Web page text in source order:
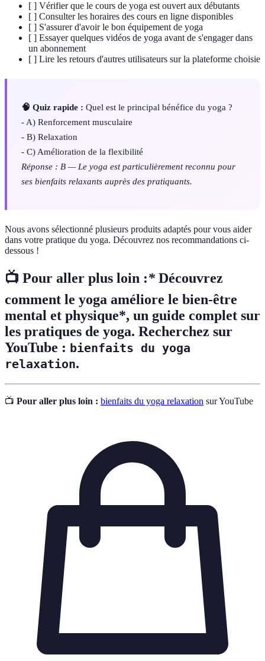
[ ] Vérifier que le cours de yoga est ouvert aux débutants
[ ] Consulter les horaires des cours en ligne disponibles
[ ] S'assurer d'avoir le bon équipement de yoga
[ ] Essayer quelques vidéos de yoga avant de s'engager dans
un abonnement
[ ] Lire les retours d'autres utilisateurs sur la plateforme choisie
🧠 Quiz rapide : Quel est le principal bénéfice du yoga ?
- A) Renforcement musculaire
- B) Relaxation
- C) Amélioration de la flexibilité
Réponse : B — Le yoga est particulièrement reconnu pour
ses bienfaits relaxants auprès des pratiquants.
Nous avons sélectionné plusieurs produits adaptés pour vous aider
dans votre pratique du yoga. Découvrez nos recommandations ci-
dessous !
📺 Pour aller plus loin :* Découvrez
comment le yoga améliore le bien-être
mental et physique*, un guide complet sur
les pratiques de yoga. Recherchez sur
YouTube : bienfaits du yoga
relaxation.
📺 Pour aller plus loin : bienfaits du yoga relaxation sur YouTube